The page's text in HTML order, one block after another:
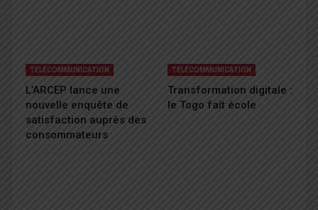
TÉLÉCOMMUNICATION
L’ARCEP lance une
nouvelle enquête de
satisfaction auprès des
consommateurs
TÉLÉCOMMUNICATION
Transformation digitale :
le Togo fait école